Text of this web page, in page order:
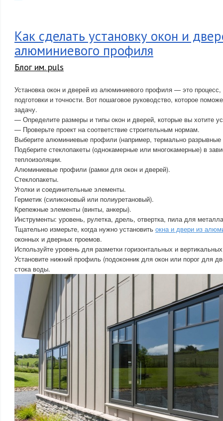
Как сделать установку окон и
алюминиевого профиля
Блог им. puls
Установка окон и дверей из алюминиевого профиля — это
подготовки и точности. Вот пошаговое руководство, которое
задачу.
— Определите размеры и типы окон и дверей, которые вы хотите
— Проверьте проект на соответствие строительным нормам.
Выберите алюминиевые профили (например, термально разрывные
Подберите стеклопакеты (однокамерные или многокамерные) в
теплоизоляции.
Алюминиевые профили (рамки для окон и дверей).
Стеклопакеты.
Уголки и соединительные элементы.
Герметик (силиконовый или полиуретановый).
Крепежные элементы (винты, анкеры).
Инструменты: уровень, рулетка, дрель, отвертка, пила для
Тщательно измерьте, когда нужно установить окна и двери из
оконных и дверных проемов.
Используйте уровень для разметки горизонтальных и
Установите нижний профиль (подоконник для окон или порог для
стока воды.